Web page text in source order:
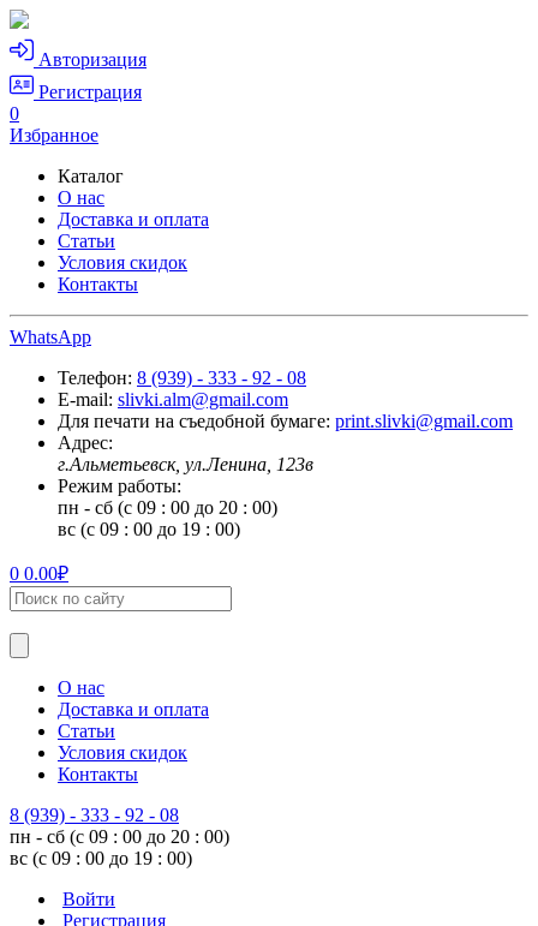
Авторизация
Регистрация
0
Избранное
Каталог
О нас
Доставка и оплата
Статьи
Условия скидок
Контакты
WhatsApp
Телефон: 8 (939) - 333 - 92 - 08
E-mail: slivki.alm@gmail.com
Для печати на съедобной бумаге: print.slivki@gmail.com
Адрес:
г.Альметьевск, ул.Ленина, 123в
Режим работы:
пн - сб (с 09 : 00 до 20 : 00)
вс (с 09 : 00 до 19 : 00)
0 0.00₽
О нас
Доставка и оплата
Статьи
Условия скидок
Контакты
8 (939) - 333 - 92 - 08
пн - сб (с 09 : 00 до 20 : 00)
вс (с 09 : 00 до 19 : 00)
Войти
Регистрация